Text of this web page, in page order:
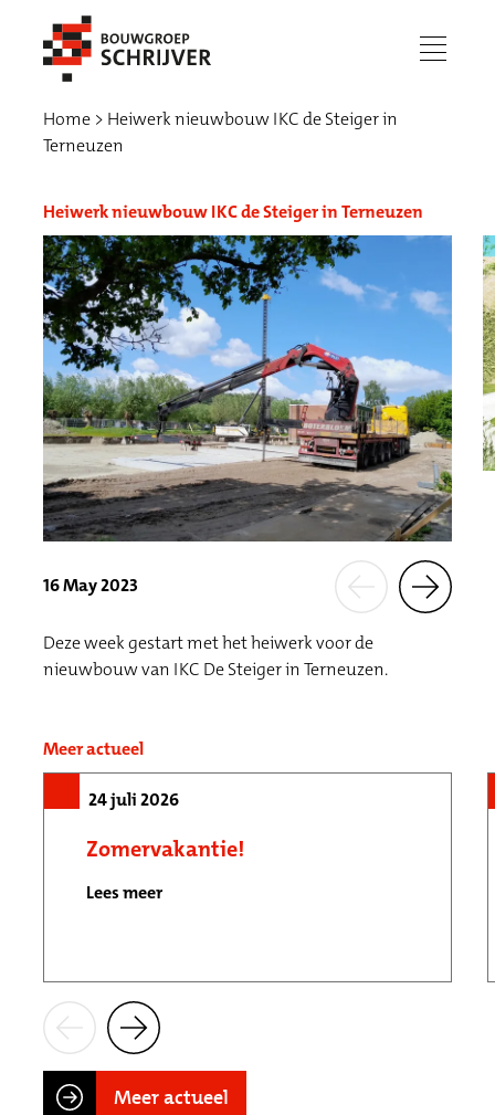
menu
Werken bij
Home
Heiwerk nieuwbouw IKC de Steiger in
Terneuzen
Heiwerk nieuwbouw IKC de Steiger in Terneuzen
16 May 2023
Deze week gestart met het heiwerk voor de
nieuwbouw van IKC De Steiger in Terneuzen.
Meer actueel
24 juli 2026
Zomervakantie!
Lees meer
Meer actueel